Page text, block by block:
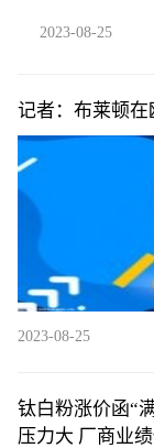
2023-08-25
记者：布莱顿
括罗马等队
2023-08-25
钛白粉涨价函“
压力大 厂商业